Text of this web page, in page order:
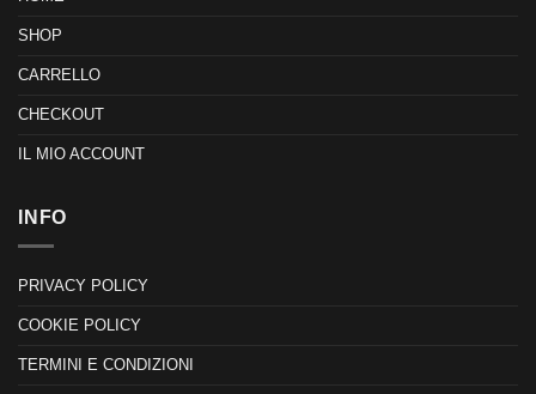
SHOP
CARRELLO
CHECKOUT
IL MIO ACCOUNT
INFO
PRIVACY POLICY
COOKIE POLICY
TERMINI E CONDIZIONI